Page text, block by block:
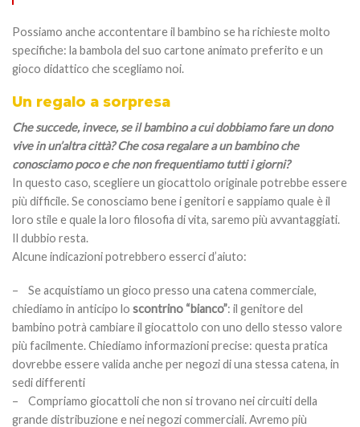
Possiamo anche accontentare il bambino se ha richieste molto
specifiche: la bambola del suo cartone animato preferito e un
gioco didattico che scegliamo noi.
Un regalo a sorpresa
Che succede, invece, se il bambino a cui dobbiamo fare un dono
vive in un’altra città? Che cosa regalare a un bambino che
conosciamo poco e che non frequentiamo tutti i giorni?
In questo caso, scegliere un giocattolo originale potrebbe essere
più difficile. Se conosciamo bene i genitori e sappiamo quale è il
loro stile e quale la loro filosofia di vita, saremo più avvantaggiati.
Il dubbio resta.
Alcune indicazioni potrebbero esserci d’aiuto:
– Se acquistiamo un gioco presso una catena commerciale,
chiediamo in anticipo lo scontrino “bianco”: il genitore del
bambino potrà cambiare il giocattolo con uno dello stesso valore
più facilmente. Chiediamo informazioni precise: questa pratica
dovrebbe essere valida anche per negozi di una stessa catena, in
sedi differenti
– Compriamo giocattoli che non si trovano nei circuiti della
grande distribuzione e nei negozi commerciali. Avremo più